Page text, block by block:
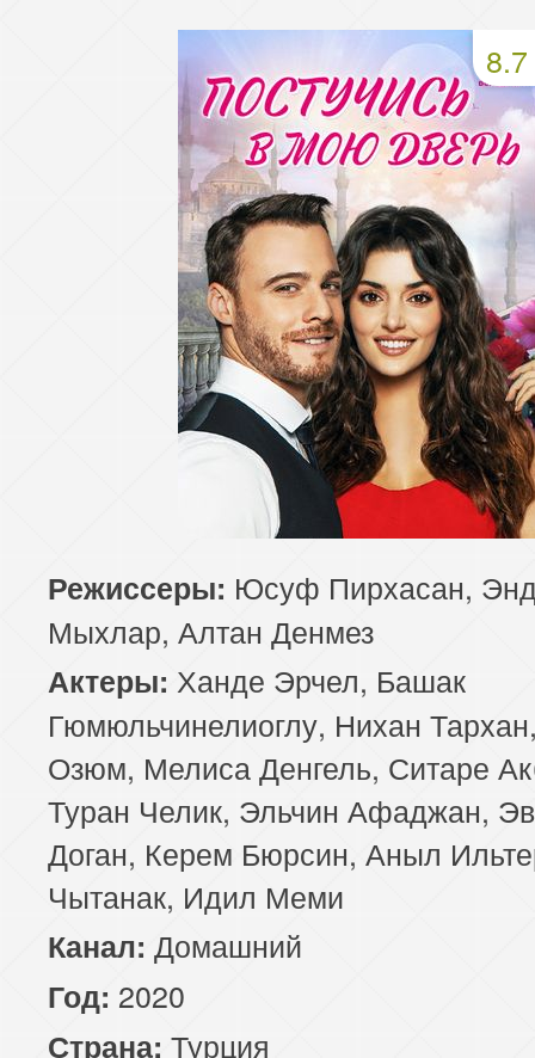
50 серия
51 серия
54 серия
55 серия
58 серия
59 серия
62 серия
63 серия
66 серия
67 серия
70 серия
71 серия
74 серия
75 серия
78 серия
79 серия
82 серия
83 серия
85 серия
86 серия
87 серия
89 серия
90 серия
93 серия
94 серия
95 серия
97 серия
98 серия 99 серия
8.7
Режиссеры: Юсуф Пирхасан,
Мыхлар, Алтан Денмез
Актеры: Ханде Эрчел, Башак
Гюмюльчинелиоглу, Нихан
Озюм, Мелиса Денгель, Ситаре
Туран Челик, Эльчин Афаджан,
Доган, Керем Бюрсин, Аныл
Чытанак, Идил Меми
Канал: Домашний
Год: 2020
Страна: Турция